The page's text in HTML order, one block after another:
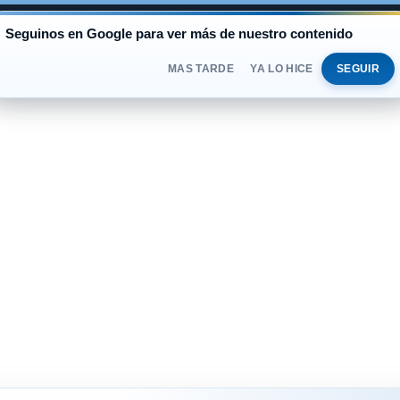
DOLAR BLUE$1.525OFICIAL$1.520
Seguinos en Google para ver más de nuestro contenido
MAS TARDE YA LO HICE SEGUIR